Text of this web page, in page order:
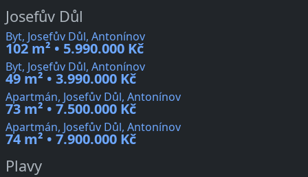
Josefův Důl
Byt, Josefův Důl, Antonínov
102 m² • 5.990.000 Kč
Byt, Josefův Důl, Antonínov
49 m² • 3.990.000 Kč
Apartmán, Josefův Důl, Antonínov
73 m² • 7.500.000 Kč
Apartmán, Josefův Důl, Antonínov
74 m² • 7.900.000 Kč
Plavy